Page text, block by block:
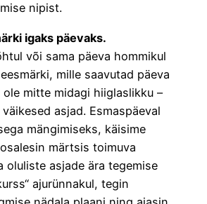
nipist.
igaks päevaks.
või sama päeva hommikul
mille saavutad päeva
ole mitte midagi hiiglaslikku –
asjad. Esmaspäeval
mängimiseks, käisime
märtsis toimuva
oluliste asjade ära tegemise
ajurünnakul, tegin